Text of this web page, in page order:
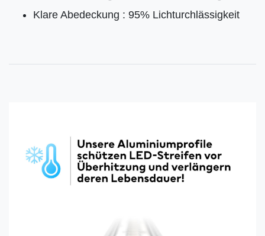
Klare Abedeckung : 95% Lichturchlässigkeit